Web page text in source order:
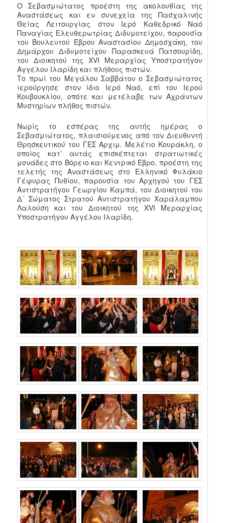
Ο Σεβασμιώτατος προέστη της ακολουθίας της
Αναστάσεως και εν συνεχεία της Πασχαλινής
Θείας Λειτουργίας στον Ιερό Καθεδρικό Ναό
Παναγίας Ελευθερωτρίας Διδυμοτείχου, παρουσία
του Βουλευτού Έβρου Αναστασίου Δημοσχάκη, του
Δημάρχου Διδυμοτείχου Παρασκευά Πατσουρίδη,
του Διοικητού της XVI Μεραρχίας Υποστρατήγου
Αγγέλου Ιλαρίδη και πλήθους πιστών.
Το πρωί του Μεγάλου Σαββάτου ο Σεβασμιώτατος
ιερούργησε στον ίδιο Ιερό Ναό, επί του Ιερού
Κουβουκλίου, οπότε και μετέλαβε των Αχράντων
Μυστηρίων πλήθος πιστών.
Νωρίς το εσπέρας της αυτής ημέρας ο
Σεβασμιώτατος, πλαισιούμενος από τον Διευθυντή
Θρησκευτικού του ΓΕΣ Αρχιμ. Μελέτιο Κουράκλη, ο
οποίος κατ’ αυτάς επισκέπτεται στρατιωτικές
μονάδες στο Βόρειο και Κεντρικό Έβρο, προέστη της
τελετής της Αναστάσεως στο Ελληνικό Φυλάκιο
Γέφυρας Πυθίου, παρουσία του Αρχηγού του ΓΕΣ
Αντιστρατήγου Γεωργίου Καμπά, του Διοικητού του
Δ´ Σώματος Στρατού Αντιστρατήγου Χαράλαμπου
Λαλούση και του Διοικητού της XVI Μεραρχίας
Υποστρατήγου Αγγέλου Ιλαρίδη.